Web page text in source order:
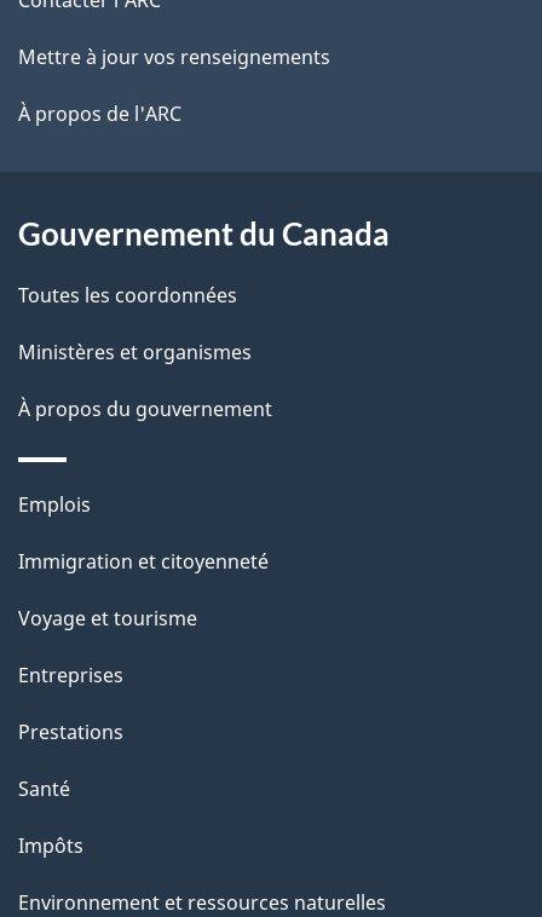
ce
site
Mettre à jour vos renseignements
À propos de l'ARC
Gouvernement du Canada
Toutes les coordonnées
Ministères et organismes
À propos du gouvernement
Thèmes
sujets
Emplois
Immigration et citoyenneté
Voyage et tourisme
Entreprises
Prestations
Santé
Impôts
Environnement et ressources naturelles